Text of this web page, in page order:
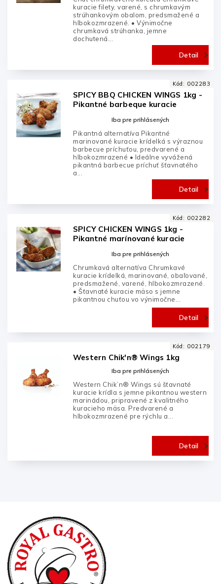
Detail
kuracie filety, varené, s chrumkavým
strúhankovým obalom, predsmažené a
hlbokozmrazené. • Výnimočne
chrumkavá strúhanka, jemne
dochutená...
SPICY BBQ CHICKEN WINGS 1kg -
Pikantné barbeque kuracie
Iba pre prihlásených
Detail
Pikantná alternatíva Pikantné
marinované kuracie krídelká s výraznou
barbecue príchuťou, predvarené a
hlbokozmrazené • Ideálne vyvážená
pikantná barbecue príchuť šťavnatého
a...
Kód: 002283
SPICY CHICKEN WINGS 1kg -
Pikantné marínované kuracie
Iba pre prihlásených
Detail
Chrumkavá alternatíva Chrumkavé
kuracie krídelká, marinované, obaľované,
predsmažené, varené, hlbokozmrazené.
• Šťavnaté kuracie mäso s jemne
pikantnou chuťou vo výnimočne...
Kód: 002282
Western Chik'n® Wings 1kg
Iba pre prihlásených
Detail
Western Chik’n® Wings sú šťavnaté
kuracie krídla s jemne pikantnou western
marinádou, pripravené z kvalitného
kuracieho mäsa. Predvarené a
hlbokozmrazené pre rýchlu a...
Kód: 002179